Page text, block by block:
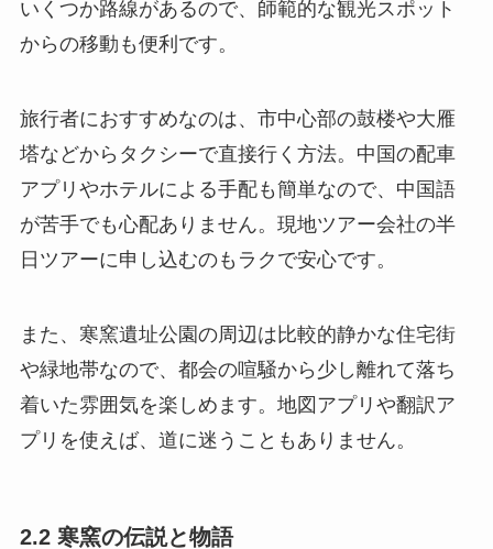
いくつか路線があるので、師範的な観光スポット
からの移動も便利です。
旅行者におすすめなのは、市中心部の鼓楼や大雁
塔などからタクシーで直接行く方法。中国の配車
アプリやホテルによる手配も簡単なので、中国語
が苦手でも心配ありません。現地ツアー会社の半
日ツアーに申し込むのもラクで安心です。
また、寒窯遺址公園の周辺は比較的静かな住宅街
や緑地帯なので、都会の喧騒から少し離れて落ち
着いた雰囲気を楽しめます。地図アプリや翻訳ア
プリを使えば、道に迷うこともありません。
2.2 寒窯の伝説と物語